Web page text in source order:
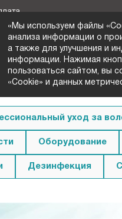
+7 (3852) 72-33-00
Заказать звонок
уход за
Оборудование
Дезинфекция
«Мы используем файлы
анализа информации о
а также для улучшения и
информации. Нажимая
пользоваться сайтом, вы
«Cookie» и данных